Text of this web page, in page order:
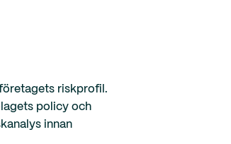
riskprofil.
policy och
innan